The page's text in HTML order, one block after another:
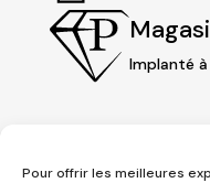
Pour offrir les meilleures
Implanté